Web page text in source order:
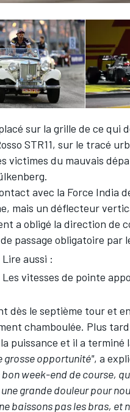
sur la grille de ce
STR11, sur le tracé
victimes du mauvais
.
avec la Force India
mais un déflecteur
a obligé la direction de
passage obligatoire par
Lire aussi :
Les vitesses de pointe
dès le septième tour et
chamboulée. Plus
puissance et il a terminé
grosse opportunité", a
week-end de course,
grande douleur pour
baissons pas les bras,